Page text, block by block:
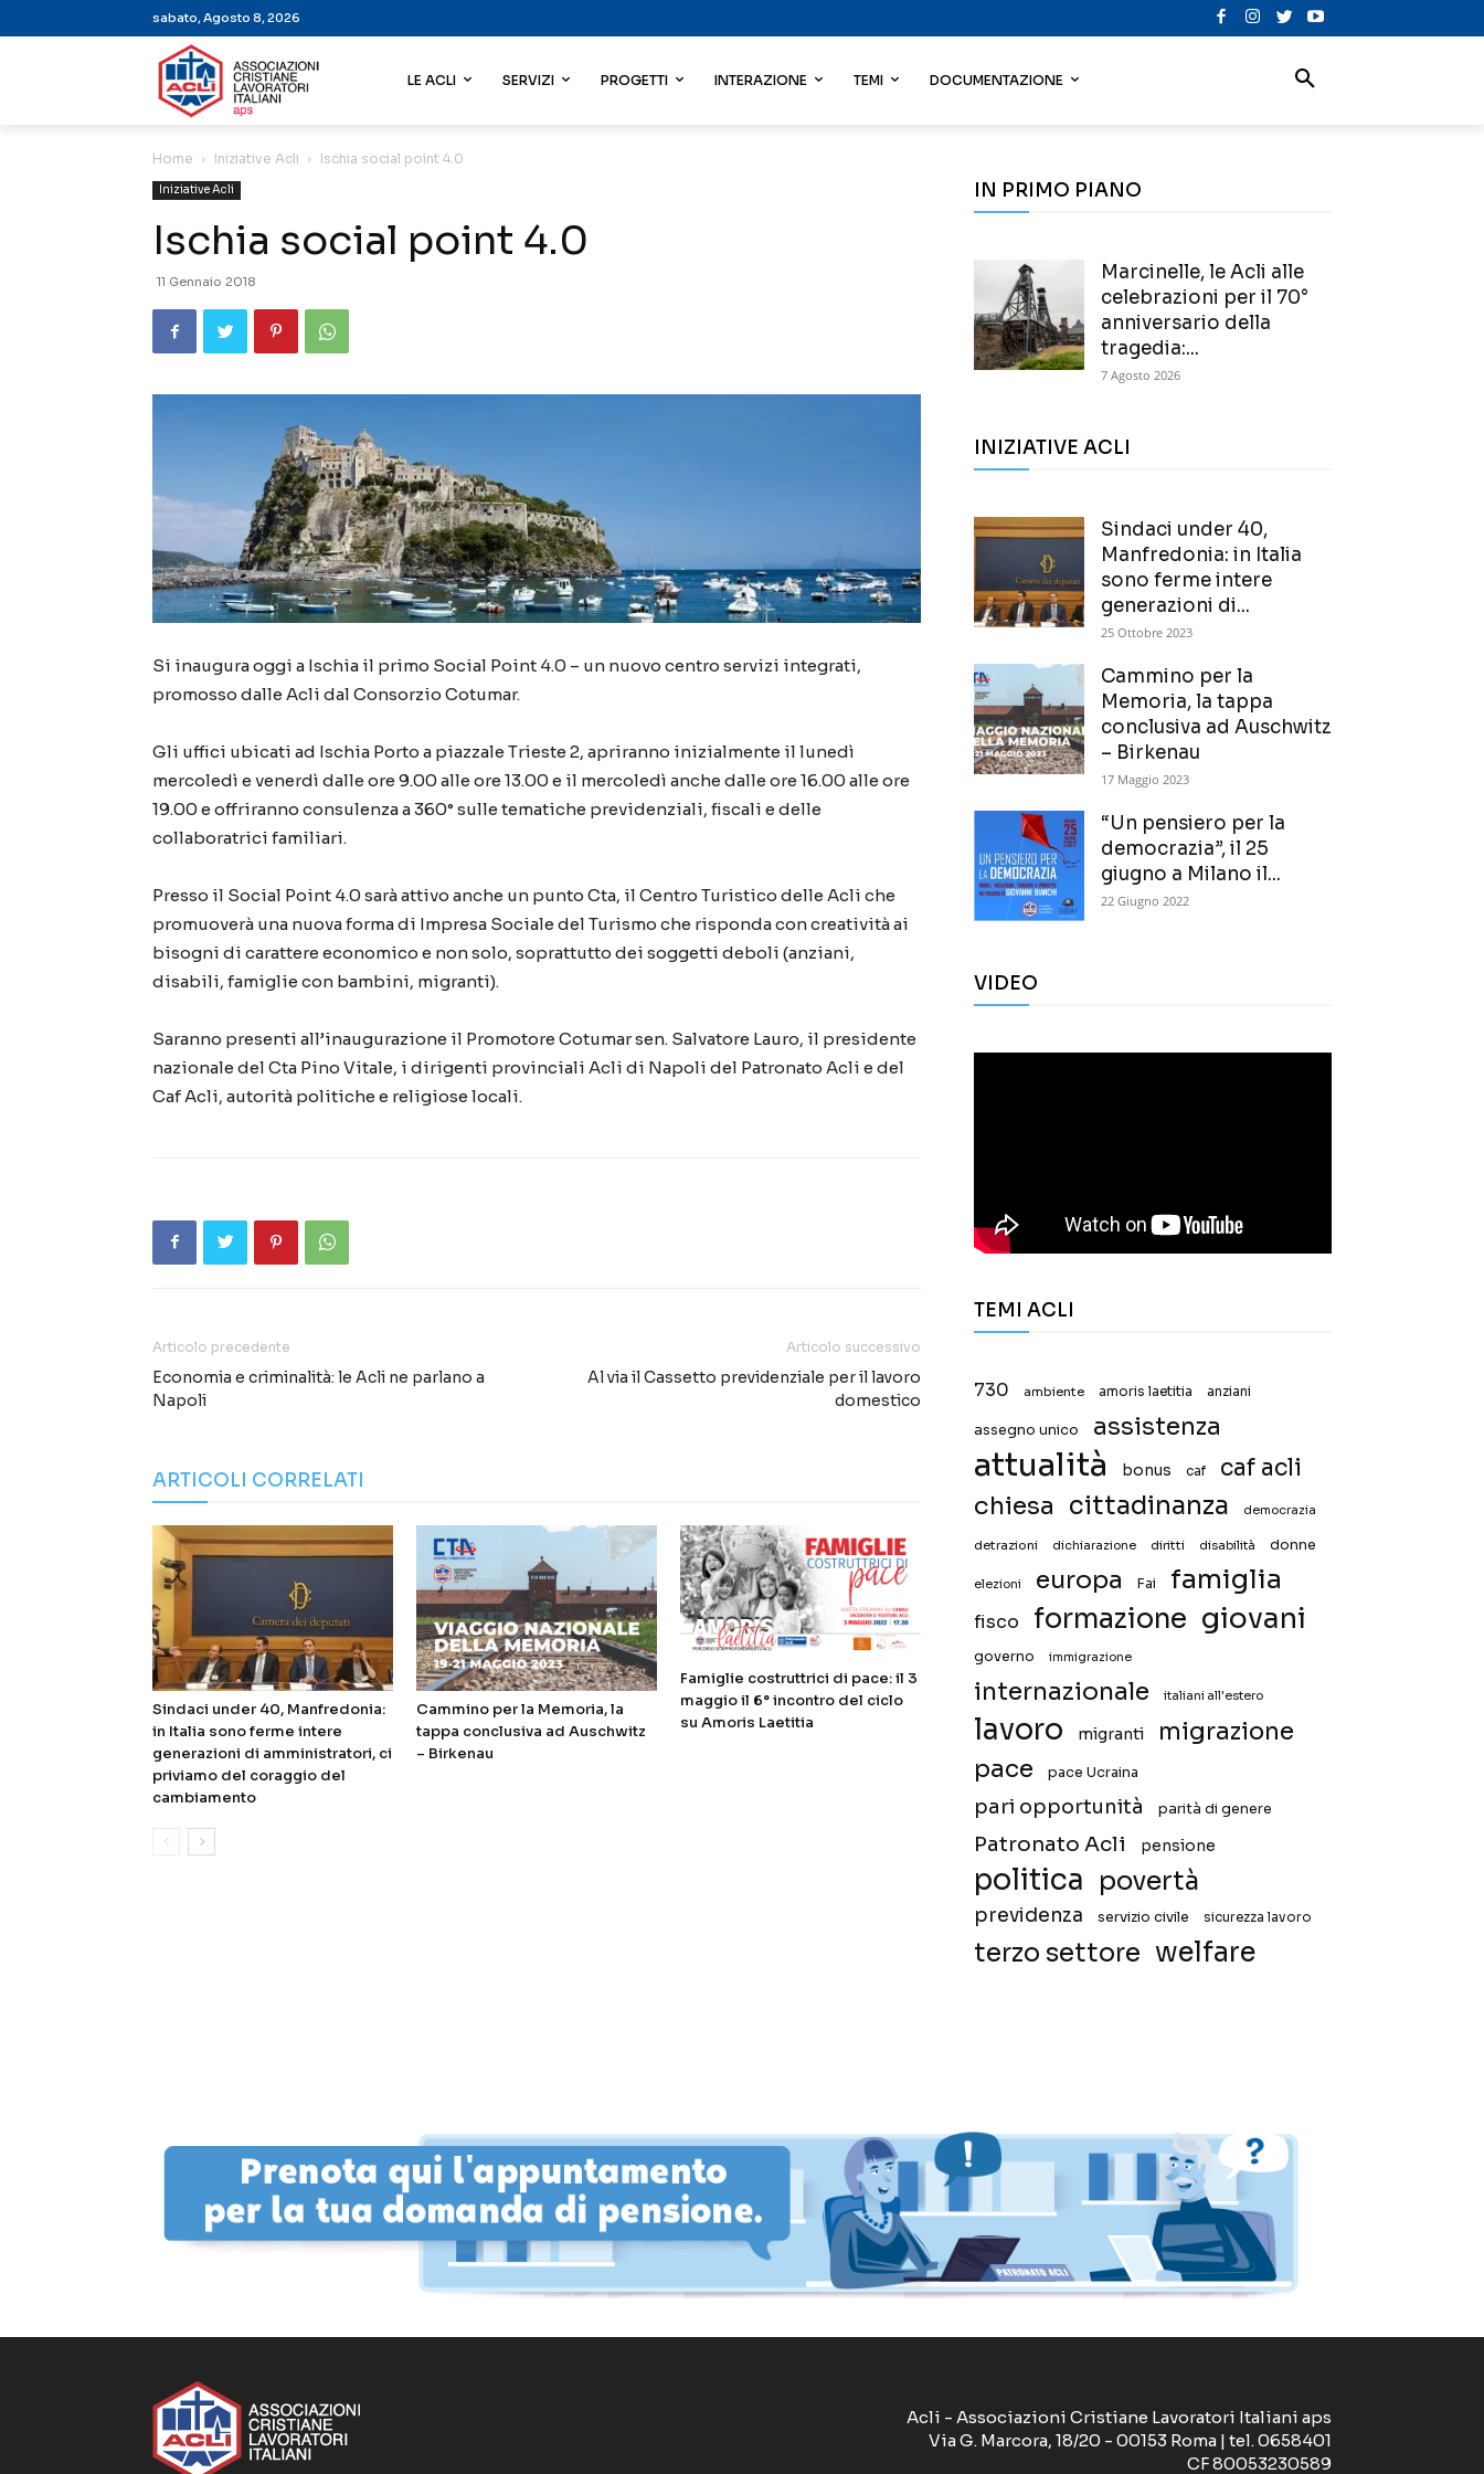
sabato, Agosto 8, 2026
LE ACLI SERVIZI PROGETTI INTERAZIONE TEMI DOCUMENTAZIONE
Home Iniziative Acli Ischia social point 4.0
Iniziative Acli
Ischia social point 4.0
11 Gennaio 2018
Si inaugura oggi a Ischia il primo Social Point 4.0 – un nuovo centro servizi integrati,
promosso dalle Acli dal Consorzio Cotumar.
Gli uffici ubicati ad Ischia Porto a piazzale Trieste 2, apriranno inizialmente il lunedì
mercoledì e venerdì dalle ore 9.00 alle ore 13.00 e il mercoledì anche dalle ore 16.00 alle ore
19.00 e offriranno consulenza a 360° sulle tematiche previdenziali, fiscali e delle
collaboratrici familiari.
Presso il Social Point 4.0 sarà attivo anche un punto Cta, il Centro Turistico delle Acli che
promuoverà una nuova forma di Impresa Sociale del Turismo che risponda con creatività ai
bisogni di carattere economico e non solo, soprattutto dei soggetti deboli (anziani,
disabili, famiglie con bambini, migranti).
Saranno presenti all’inaugurazione il Promotore Cotumar sen. Salvatore Lauro, il presidente
nazionale del Cta Pino Vitale, i dirigenti provinciali Acli di Napoli del Patronato Acli e del
Caf Acli, autorità politiche e religiose locali.
Articolo precedente
Economia e criminalità: le Acli ne parlano a
Napoli
Articolo successivo
Al via il Cassetto previdenziale per il lavoro
domestico
ARTICOLI CORRELATI
Sindaci under 40, Manfredonia:
in Italia sono ferme intere
generazioni di amministratori, ci
priviamo del coraggio del
cambiamento
Cammino per la Memoria, la
tappa conclusiva ad Auschwitz
– Birkenau
Famiglie costruttrici di pace: il 3
maggio il 6° incontro del ciclo
su Amoris Laetitia
IN PRIMO PIANO
Marcinelle, le Acli alle
celebrazioni per il 70°
anniversario della
tragedia:...
7 Agosto 2026
INIZIATIVE ACLI
Sindaci under 40,
Manfredonia: in Italia
sono ferme intere
generazioni di...
25 Ottobre 2023
Cammino per la
Memoria, la tappa
conclusiva ad Auschwitz
– Birkenau
17 Maggio 2023
“Un pensiero per la
democrazia”, il 25
giugno a Milano il...
22 Giugno 2022
VIDEO
TEMI ACLI
730 ambiente amoris laetitia anziani
assegno unico assistenza
attualità bonus caf caf acli
chiesa cittadinanza democrazia
detrazioni dichiarazione diritti disabilità donne
elezioni europa Fai famiglia
fisco formazione giovani
governo immigrazione
internazionale italiani all'estero
lavoro migranti
migrazione
pace
pace Ucraina
pari opportunità parità di genere
Patronato Acli pensione
politica povertà
previdenza servizio civile sicurezza lavoro
terzo settore welfare
Acli - Associazioni Cristiane Lavoratori Italiani aps
Via G. Marcora, 18/20 - 00153 Roma | tel. 0658401
CF 80053230589